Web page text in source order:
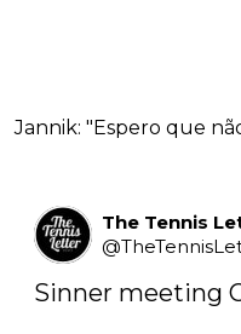
Jannik: "Espero que
The Tennis
@
Sinner meeting